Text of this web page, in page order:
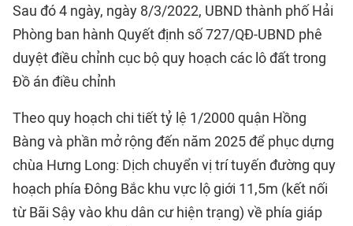
Sau đó 4 ngày, ngày 8/3/2022, UBND thành phố Hải
Phòng ban hành Quyết định số 727/QĐ-UBND phê
duyệt điều chỉnh cục bộ quy hoạch các lô đất trong
Đồ án điều chỉnh
Theo quy hoạch chi tiết tỷ lệ 1/2000 quận Hồng
Bàng và phần mở rộng đến năm 2025 để phục dựng
chùa Hưng Long: Dịch chuyển vị trí tuyến đường quy
hoạch phía Đông Bắc khu vực lộ giới 11,5m (kết nối
từ Bãi Sậy vào khu dân cư hiện trạng) về phía giáp